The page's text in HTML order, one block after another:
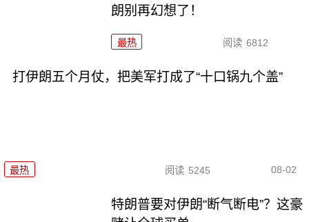
朗别再幻想了！
最热 阅读 6812
打伊朗五个月仗，把美军打成了“十口锅九个盖”
最热 阅读 5245 08-02
特朗普要对伊朗“断气断电”？这豪